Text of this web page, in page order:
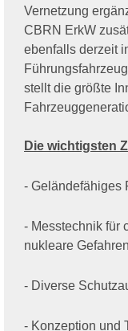
Vernetzung
CBRN ErkW
ebenfalls derzeit
stellt die größte
Die wichtigsten
- Geländefähiges
- Messtechnik für
nukleare Gefahren
- Diverse
- Konzeption und